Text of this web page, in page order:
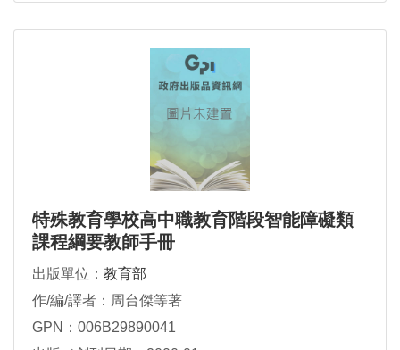
特殊教育學校高中職教育階段智能障礙類
課程綱要教師手冊
出版單位： 教育部
作/編/譯者：周台傑等著
GPN：006B29890041